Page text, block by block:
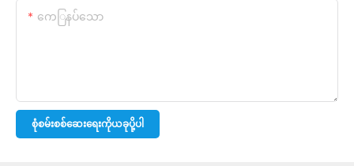
ကေြနပ်သော
စုံစမ်းစစ်ဆေးရေးကိုယခုပို့ပါ